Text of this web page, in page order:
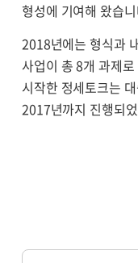
형성에 기여해 왔습
2018년에는 형식과
사업이 총 8개 과제
시작한 정세토크는
2017년까지 진행되